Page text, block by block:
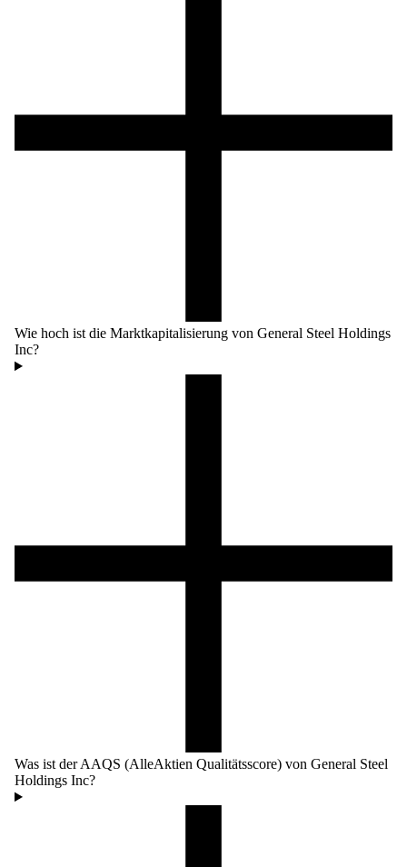
Wie hoch ist die Marktkapitalisierung von General Steel Holdings
Inc?
Was ist der AAQS (AlleAktien Qualitätsscore) von General Steel
Holdings Inc?